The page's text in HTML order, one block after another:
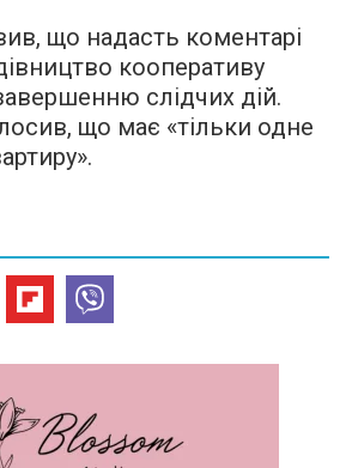
що надасть коментарі
кооперативу
слідчих дій.
що має «тільки одне